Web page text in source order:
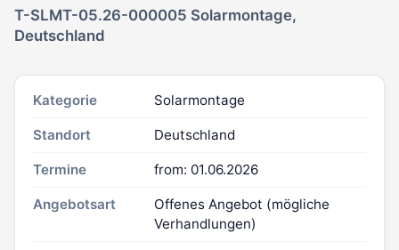
T-SLMT-05.26-000005 Solarmontage,
Deutschland
Kategorie Solarmontage
Standort Deutschland
Termine from: 01.06.2026
Angebotsart
Offenes Angebot (mögliche
Verhandlungen)